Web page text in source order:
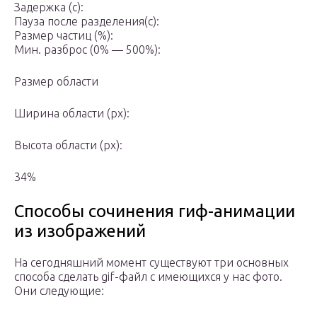
Задержка (с):
Пауза после разделения(с):
Размер частиц (%):
Мин. разброс (0% — 500%):
Размер области
Ширина области (px):
Высота области (px):
34%
Способы сочинения гиф-анимации
из изображений
На сегодняшний момент существуют три основных
способа сделать gif-файл с имеющихся у нас фото.
Они следующие: